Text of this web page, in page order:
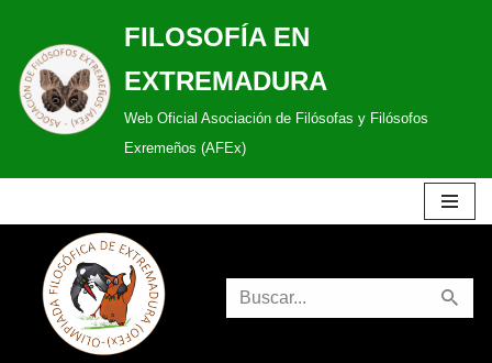
Saltar
al
contenido
FILOSOFÍA EN
EXTREMADURA
Web Oficial Asociación de Filósofas y Filósofos
Exremeños (AFEx)